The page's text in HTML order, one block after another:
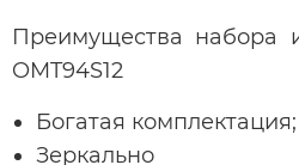
Преимущества набора
OMT94S12
Богатая комплектация;
Зеркально